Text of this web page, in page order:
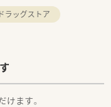
ドラッグストア
ます。